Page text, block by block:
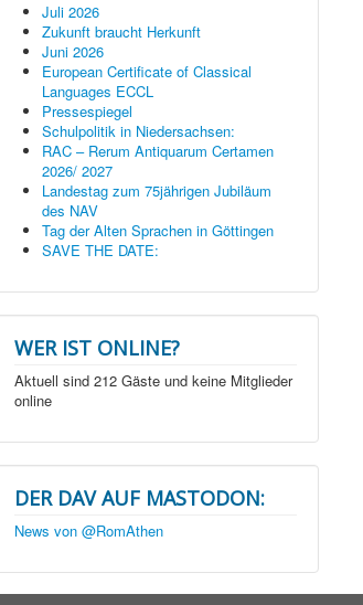
Juli 2026
Zukunft braucht Herkunft
Juni 2026
European Certificate of Classical
Languages ECCL
Pressespiegel
Schulpolitik in Niedersachsen:
RAC – Rerum Antiquarum Certamen
2026/ 2027
Landestag zum 75jährigen Jubiläum
des NAV
Tag der Alten Sprachen in Göttingen
SAVE THE DATE:
WER IST ONLINE?
Aktuell sind 212 Gäste und keine Mitglieder
online
DER DAV AUF MASTODON:
News von @RomAthen